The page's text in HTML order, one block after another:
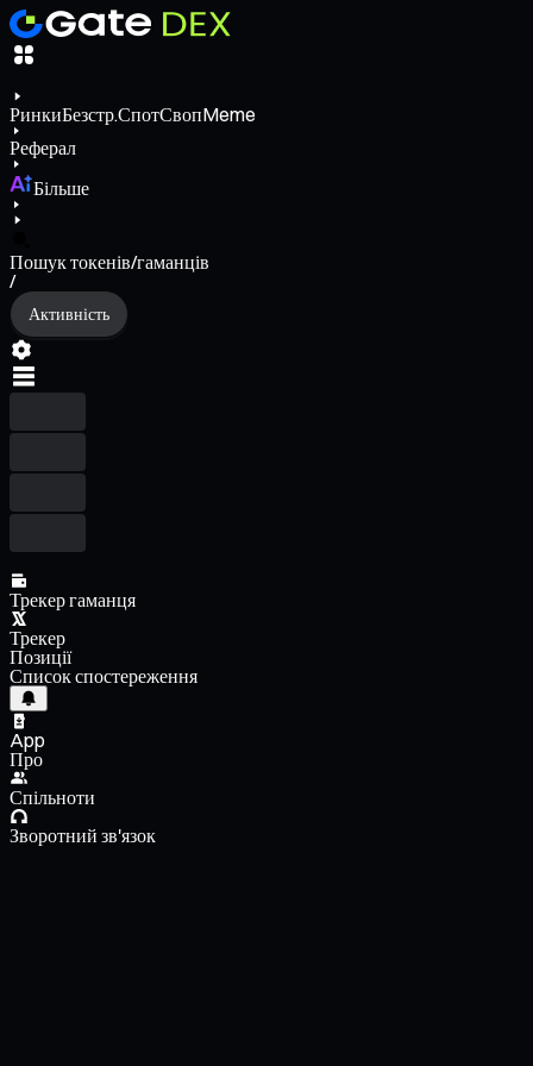
РинкиБезстр.СпотСвопMeme
Реферал
Більше
Пошук токенів/гаманців
/
Активність
Трекер гаманця
Трекер
Позиції
Список спостереження
App
Про
Спільноти
Зворотний зв'язок